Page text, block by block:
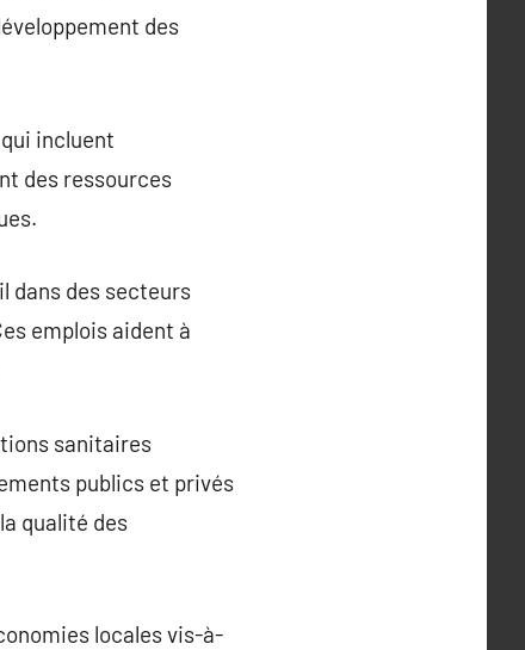
des
incluent
des ressources
dans des secteurs
emplois aident à
sanitaires
publics et privés
qualité des
locales vis-à-